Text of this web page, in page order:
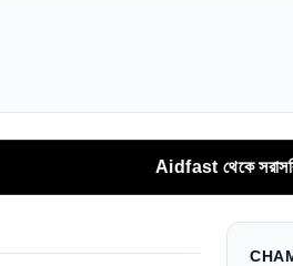
Aidfast থেকে সরাসরি ফোন কলের